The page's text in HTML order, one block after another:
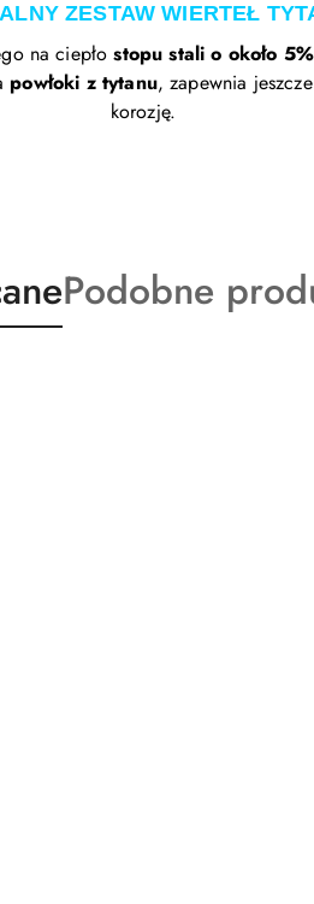
ZESTAW WIERTEŁ
na ciepłostopu stali o około
powłoki z tytanu, zapewnia
korozję.
Produkty
o
Podobne